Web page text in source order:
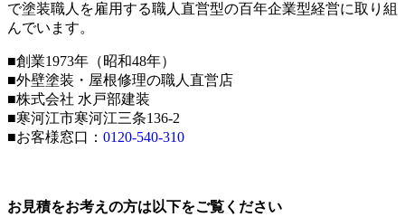
で塗装職人を雇用する職人直営型の百年企業型経営に取り組
んでいます。
■創業1973年（昭和48年）
■外壁塗装・屋根修理の職人直営店
■株式会社 水戸部建装
■寒河江市寒河江三条136-2
■お客様窓口： 0120-540-310
お見積をお考えの方は以下をご覧ください